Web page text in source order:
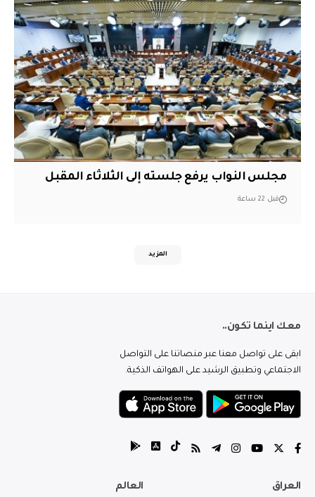
مجلس النواب يرفع جلسته إلى الثلاثاء المقبل
قبل 22 ساعة
المزيد
معك اينما تكون..
ابقى على تواصل معنا عبر منصاتنا على التواصل
الاجتماعي وتطبيق الرشيد على الهواتف الذكية.
العراق العالم